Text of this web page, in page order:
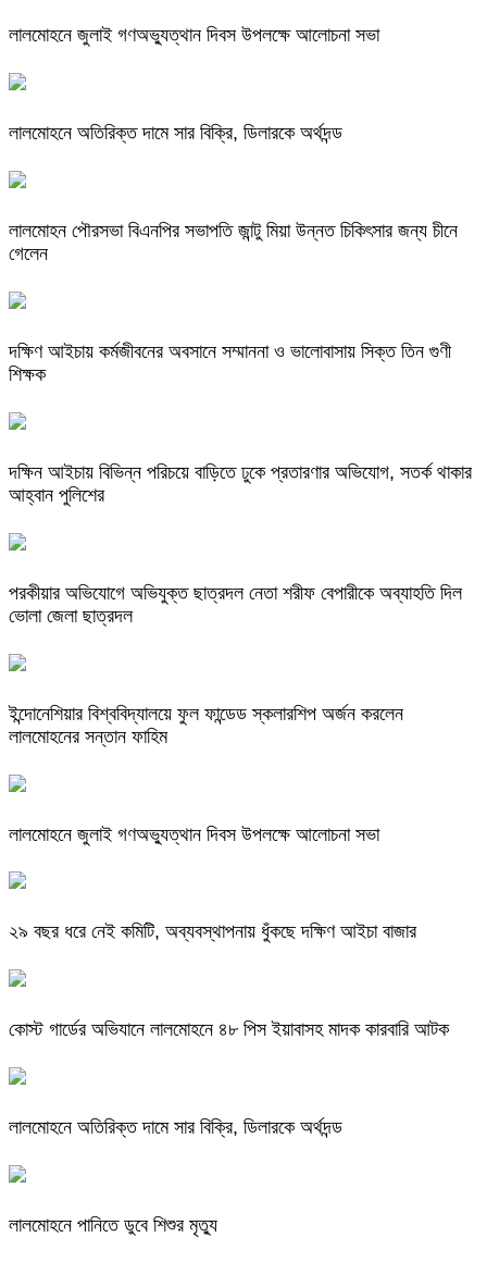
লালমোহনে জুলাই গণঅভ্যুত্থান দিবস উপলক্ষে আলোচনা সভা
লালমোহনে অতিরিক্ত দামে সার বিক্রি, ডিলারকে অর্থদন্ড
লালমোহন পৌরসভা বিএনপির সভাপতি জান্টু মিয়া উন্নত চিকিৎসার জন্য চীনে
গেলেন
দক্ষিণ আইচায় কর্মজীবনের অবসানে সম্মাননা ও ভালোবাসায় সিক্ত তিন গুণী
শিক্ষক
দক্ষিন আইচায় ‎বিভিন্ন পরিচয়ে বাড়িতে ঢুকে প্রতারণার অভিযোগ, সতর্ক থাকার
আহ্বান পুলিশের
পরকীয়ার অভিযোগে অভিযুক্ত ছাত্রদল নেতা শরীফ বেপারীকে অব্যাহতি দিল
ভোলা জেলা ছাত্রদল
ইন্দোনেশিয়ার বিশ্ববিদ্যালয়ে ফুল ফান্ডেড স্কলারশিপ অর্জন করলেন
লালমোহনের সন্তান ফাহিম
লালমোহনে জুলাই গণঅভ্যুত্থান দিবস উপলক্ষে আলোচনা সভা
২৯ বছর ধরে নেই কমিটি, অব্যবস্থাপনায় ধুঁকছে দক্ষিণ আইচা বাজার
কোস্ট গার্ডের অভিযানে লালমোহনে ৪৮ পিস ইয়াবাসহ মাদক কারবারি আটক
লালমোহনে অতিরিক্ত দামে সার বিক্রি, ডিলারকে অর্থদন্ড
লালমোহনে পানিতে ডুবে শিশুর মৃত্যু